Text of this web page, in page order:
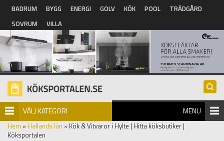
Hoppa till huvudinnehåll
BADRUM BYGG ENERGI GOLV KÖK POOL
TRÄDGÅRD
SOVRUM
VILLA
VÄLJ KATEGORI MENU
Hem » Hallands län » Kök & Vitvaror i Hylte | Hitta köksbutiker |
Köksportalen